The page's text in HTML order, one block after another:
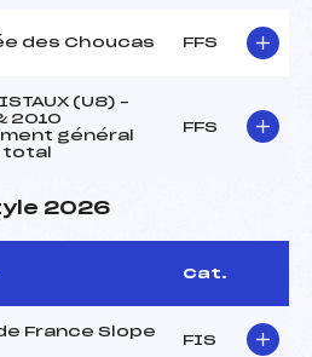
des Choucas FFS
(U8) –
2010
général
total
FFS
2026
Cat.
France Slope
FIS